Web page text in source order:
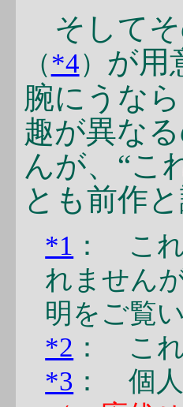
そしてそ
（*4） が用
腕にうな
趣が異な
んが、“こ
とも前作
*1 ： こ
れません
明をご覧
*2 ： こ
*3 ： 個